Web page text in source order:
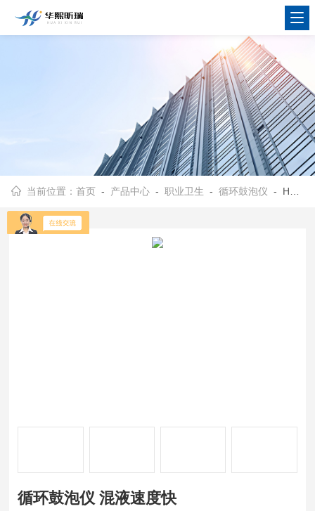
当前位置：首页 - 产品中心 -职业卫生 -循环鼓泡仪 - HX-GP1000循环鼓泡仪 混液速度快
循环鼓泡仪 混液速度快